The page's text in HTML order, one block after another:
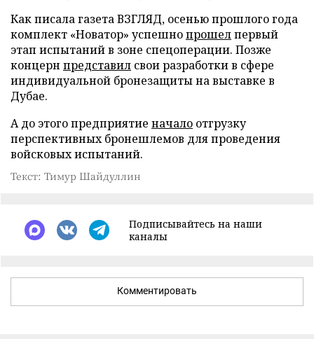
Как писала газета ВЗГЛЯД, осенью прошлого года
комплект «Новатор» успешнопрошелпервый
этап испытаний в зоне спецоперации. Позже
концерн представил свои разработки в сфере
индивидуальной бронезащиты на выставке в
Дубае.
А до этого предприятие начало отгрузку
перспективных бронешлемов для проведения
войсковых испытаний.
Текст: Тимур Шайдуллин
Подписывайтесь на наши
каналы
Комментировать